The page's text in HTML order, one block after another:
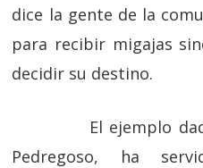
dice la gente de la
para recibir migajas
decidir su destino.
El ejemplo dado
Pedregoso, ha